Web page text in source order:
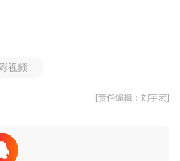
视频
[责任编辑：刘宇宏]